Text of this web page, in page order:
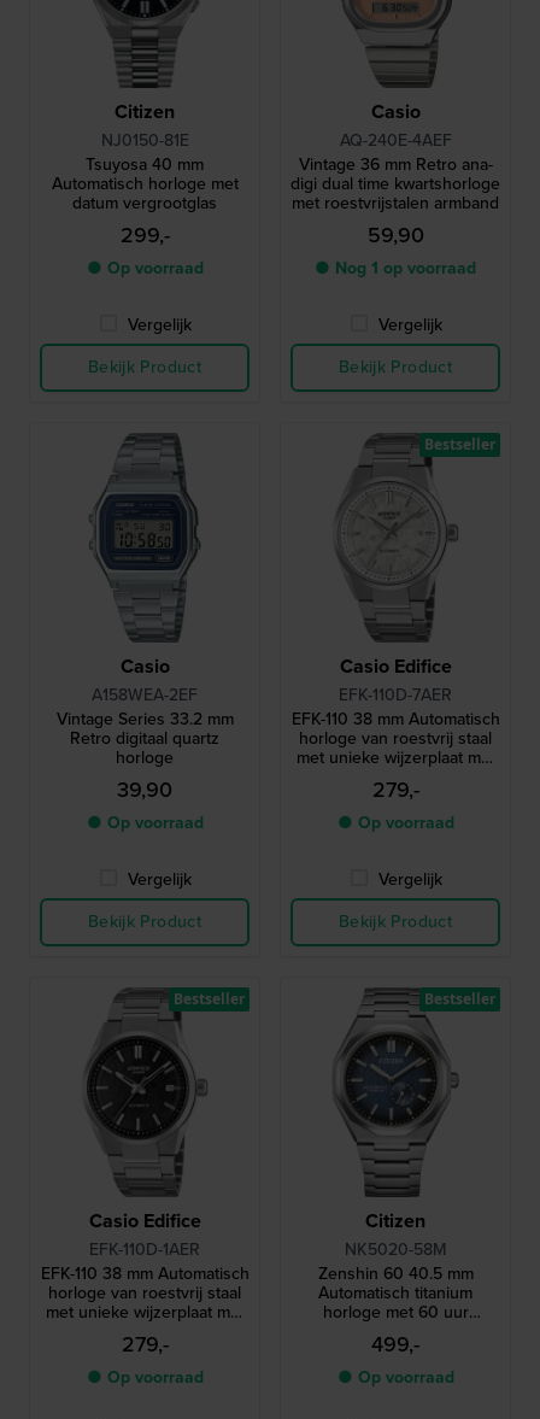
Citizen
NJ0150-81E
Tsuyosa 40 mm
Automatisch horloge met
datum vergrootglas
299,-
● Op voorraad
Vergelijk
Bekijk Product
Casio
AQ-240E-4AEF
Vintage 36 mm Retro ana-
digi dual time kwartshorloge
met roestvrijstalen armband
59,90
● Nog 1 op voorraad
Vergelijk
Bekijk Product
Casio
A158WEA-2EF
Vintage Series 33.2 mm
Retro digitaal quartz
horloge
39,90
● Op voorraad
Vergelijk
Bekijk Product
Casio Edifice
EFK-110D-7AER
EFK-110 38 mm Automatisch
horloge van roestvrij staal
met unieke wijzerplaat met
structuur
279,-
● Op voorraad
Vergelijk
Bekijk Product
Bestseller
Casio Edifice
EFK-110D-1AER
EFK-110 38 mm Automatisch
horloge van roestvrij staal
met unieke wijzerplaat met
structuur
279,-
● Op voorraad
Bestseller
Citizen
NK5020-58M
Zenshin 60 40.5 mm
Automatisch titanium
horloge met 60 uur
gangreserve
499,-
● Op voorraad
Bestseller